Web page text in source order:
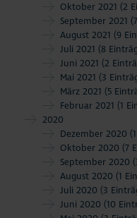
Oktober 2021 (2
September 2021
August 2021 (9
Juli 2021 (8
Juni 2021 (2
Mai 2021 (3
März 2021 (5
Februar 2021 (1
2020
Dezember 2020
Oktober 2020 (7
September 2020
August 2020 (1
Juli 2020 (3
Juni 2020 (10